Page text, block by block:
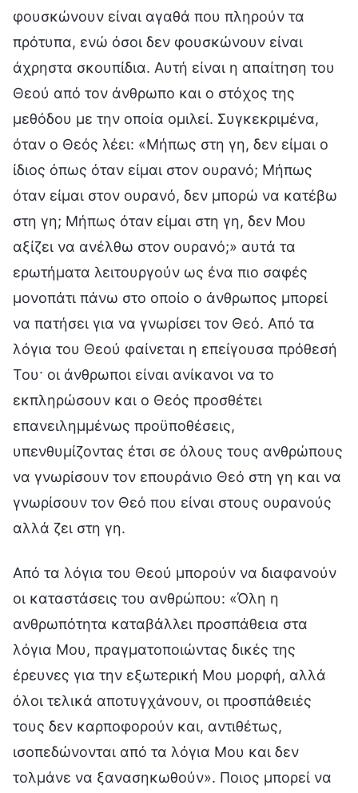
φουσκώνουν είναι αγαθά που πληρούν τα
πρότυπα, ενώ όσοι δεν φουσκώνουν είναι
άχρηστα σκουπίδια. Αυτή είναι η απαίτηση του
Θεού από τον άνθρωπο και ο στόχος της
μεθόδου με την οποία ομιλεί. Συγκεκριμένα,
όταν ο Θεός λέει: «Μήπως στη γη, δεν είμαι ο
ίδιος όπως όταν είμαι στον ουρανό; Μήπως
όταν είμαι στον ουρανό, δεν μπορώ να κατέβω
στη γη; Μήπως όταν είμαι στη γη, δεν Μου
αξίζει να ανέλθω στον ουρανό;» αυτά τα
ερωτήματα λειτουργούν ως ένα πιο σαφές
μονοπάτι πάνω στο οποίο ο άνθρωπος μπορεί
να πατήσει για να γνωρίσει τον Θεό. Από τα
λόγια του Θεού φαίνεται η επείγουσα πρόθεσή
Του· οι άνθρωποι είναι ανίκανοι να το
εκπληρώσουν και ο Θεός προσθέτει
επανειλημμένως προϋποθέσεις,
υπενθυμίζοντας έτσι σε όλους τους ανθρώπους
να γνωρίσουν τον επουράνιο Θεό στη γη και να
γνωρίσουν τον Θεό που είναι στους ουρανούς
αλλά ζει στη γη.
Από τα λόγια του Θεού μπορούν να διαφανούν
οι καταστάσεις του ανθρώπου: «Όλη η
ανθρωπότητα καταβάλλει προσπάθεια στα
λόγια Μου, πραγματοποιώντας δικές της
έρευνες για την εξωτερική Μου μορφή, αλλά
όλοι τελικά αποτυγχάνουν, οι προσπάθειές
τους δεν καρποφορούν και, αντιθέτως,
ισοπεδώνονται από τα λόγια Μου και δεν
τολμάνε να ξανασηκωθούν». Ποιος μπορεί να